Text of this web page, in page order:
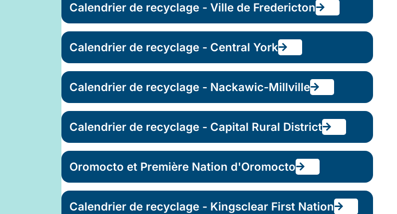
Calendrier de recyclage - Ville de Fredericton
Calendrier de recyclage - Central York
Calendrier de recyclage - Nackawic-Millville
Calendrier de recyclage - Capital Rural District
Oromocto et Première Nation d'Oromocto
Calendrier de recyclage - Kingsclear First Nation